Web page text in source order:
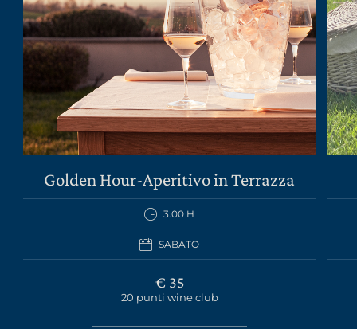
LA TENUTA
VINI
GIFT PACK
REGALISTICA AZIENDALE
NEWS
Golden Hour-Aperitivo in Terrazza
3.00 H
SABATO
€ 35
20 punti wine club